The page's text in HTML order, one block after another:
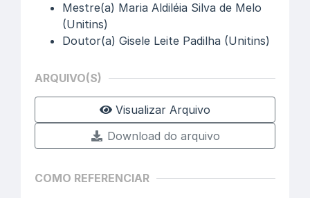
Mestre(a) Maria Aldiléia Silva de Melo
(Unitins)
Doutor(a) Gisele Leite Padilha (Unitins)
ARQUIVO(S)
Visualizar Arquivo
Download do arquivo
COMO REFERENCIAR